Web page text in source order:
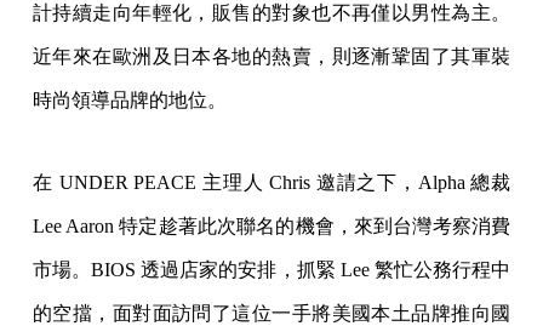
計持續走向年輕化，販售的對象也不再僅以男性為主。
近年來在歐洲及日本各地的熱賣，則逐漸鞏固了其軍裝
時尚領導品牌的地位。
在 UNDER PEACE 主理人 Chris 邀請之下，Alpha 總裁
Lee Aaron 特定趁著此次聯名的機會，來到台灣考察消費
市場。BIOS 透過店家的安排，抓緊 Lee 繁忙公務行程中
的空擋，面對面訪問了這位一手將美國本土品牌推向國